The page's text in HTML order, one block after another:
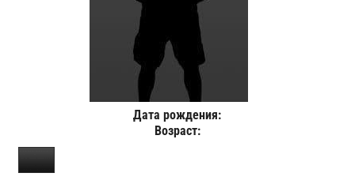
Дата рождения:
Возраст: